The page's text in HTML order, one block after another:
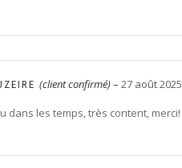
(client confirmé)– 27 août 2025
dans les temps, très content, merci!